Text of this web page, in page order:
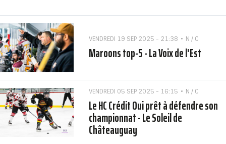
VENDREDI 19 SEP 2025 - 21:38 N / C
Maroons top-5 - La Voix de l'Est
VENDREDI 05 SEP 2025 - 16:15 N / C
Le HC Crédit Oui prêt à défendre son
championnat - Le Soleil de
Châteauguay